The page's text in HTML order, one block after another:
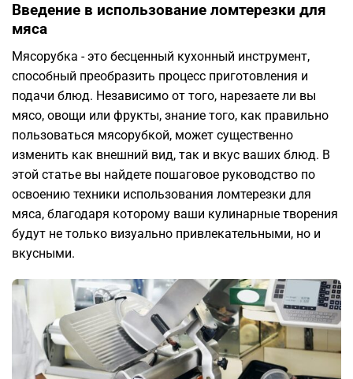
Введение в использование ломтерезки для
мяса
Мясорубка - это бесценный кухонный инструмент,
способный преобразить процесс приготовления и
подачи блюд. Независимо от того, нарезаете ли вы
мясо, овощи или фрукты, знание того, как правильно
пользоваться мясорубкой, может существенно
изменить как внешний вид, так и вкус ваших блюд. В
этой статье вы найдете пошаговое руководство по
освоению техники использования ломтерезки для
мяса, благодаря которому ваши кулинарные творения
будут не только визуально привлекательными, но и
вкусными.